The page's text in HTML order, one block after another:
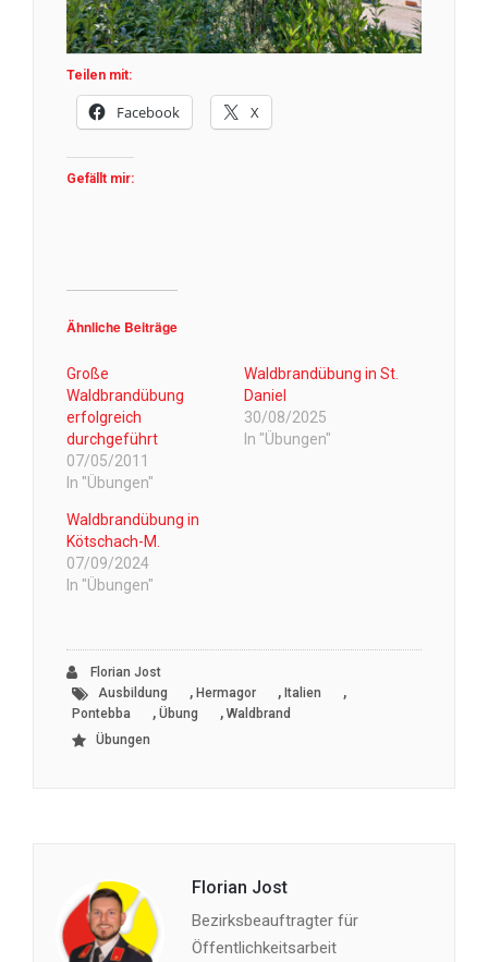
Teilen mit:
Facebook X
Gefällt mir:
Ähnliche Beiträge
Große
Waldbrandübung
erfolgreich
durchgeführt
07/05/2011
In "Übungen"
Waldbrandübung in St.
Daniel
30/08/2025
In "Übungen"
Waldbrandübung in
Kötschach-M.
07/09/2024
In "Übungen"
Florian Jost
Ausbildung
, Hermagor , Italien ,
Pontebba , Übung , Waldbrand
Übungen
Florian Jost
Bezirksbeauftragter für
Öffentlichkeitsarbeit